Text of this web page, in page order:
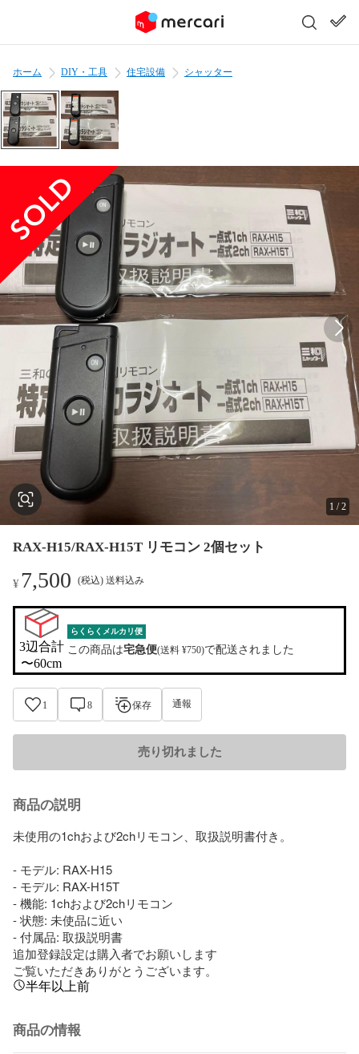
ホーム DIY・工具 住宅設備 シャッター
1 /2
RAX-H15/RAX-H15T リモコン 2個セット
¥7,500 (税込) 送料込み
3辺合計
〜60cm
らくらくメルカリ便
この商品は宅急便(送料 ¥750)で配送されました
1 8 保存 通報
売り切れました
商品の説明
未使用の1chおよび2chリモコン、取扱説明書付き。
- モデル: RAX-H15
- モデル: RAX-H15T
- 機能: 1chおよび2chリモコン
- 状態: 未使品に近い
- 付属品: 取扱説明書
追加登録設定は購入者でお願いします
ご覧いただきありがとうございます。
半年以上前
商品の情報